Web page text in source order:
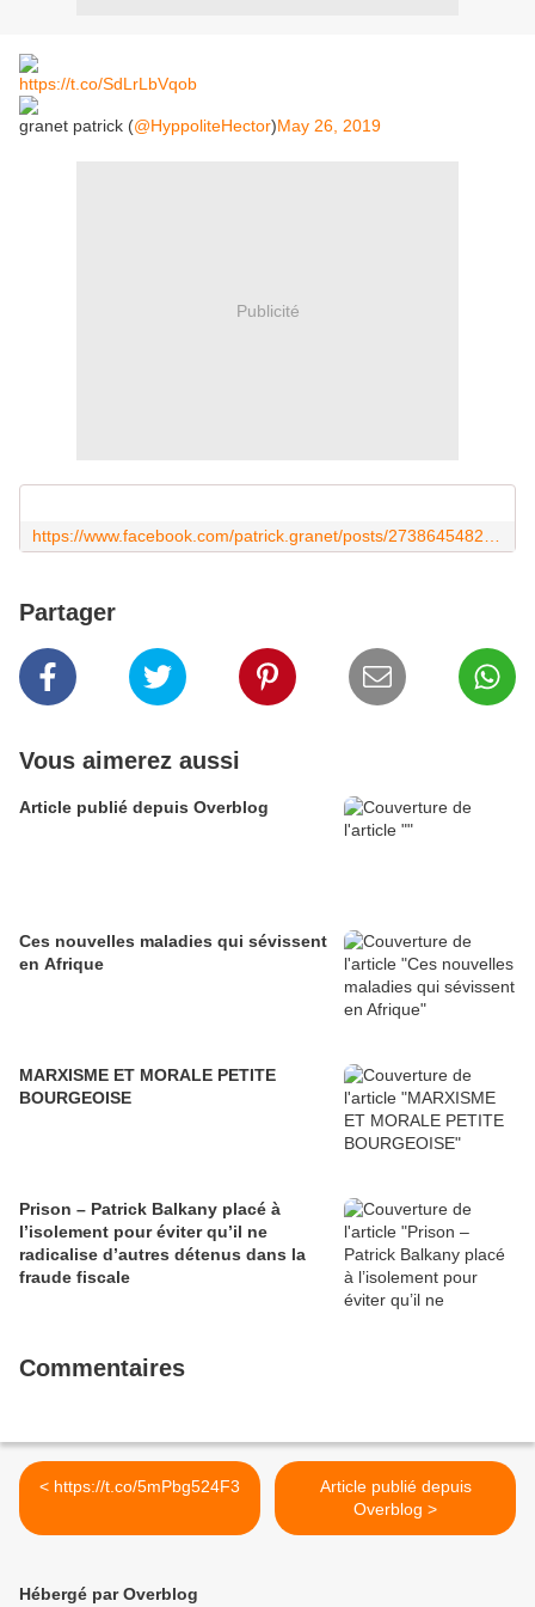
https://t.co/SdLrLbVqob
granet patrick (@HyppoliteHector)May 26, 2019
Publicité
Partager
Vous aimerez aussi
Article publié depuis Overblog
Ces nouvelles maladies qui sévissent
en Afrique
MARXISME ET MORALE PETITE
BOURGEOISE
Prison – Patrick Balkany placé à
l’isolement pour éviter qu’il ne
radicalise d’autres détenus dans la
fraude fiscale
Commentaires
< https://t.co/5mPbg524F3
Article publié depuis
Overblog >
Hébergé par Overblog